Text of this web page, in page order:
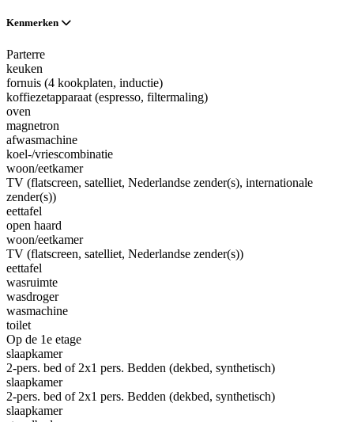
Kenmerken
Parterre
keuken
fornuis (4 kookplaten, inductie)
koffiezetapparaat (espresso, filtermaling)
oven
magnetron
afwasmachine
koel-/vriescombinatie
woon/eetkamer
TV (flatscreen, satelliet, Nederlandse zender(s), internationale
zender(s))
eettafel
open haard
woon/eetkamer
TV (flatscreen, satelliet, Nederlandse zender(s))
eettafel
wasruimte
wasdroger
wasmachine
toilet
Op de 1e etage
slaapkamer
2-pers. bed of 2x1 pers. Bedden (dekbed, synthetisch)
slaapkamer
2-pers. bed of 2x1 pers. Bedden (dekbed, synthetisch)
slaapkamer